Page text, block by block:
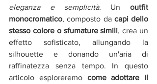
eleganza e semplicità. Un outfit
monocromatico, composto da capi dello
stesso colore o sfumature simili, crea un
effetto sofisticato, allungando la
silhouette e donando un'aria di
raffinatezza senza tempo. In questo
articolo esploreremo come adottare il